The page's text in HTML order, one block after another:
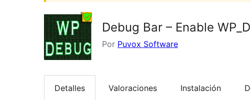
Debug Bar – Enable
Por Puvox Software
Detalles Valoraciones Instalación